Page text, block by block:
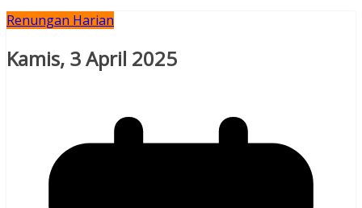
Renungan Harian
Kamis, 3 April 2025